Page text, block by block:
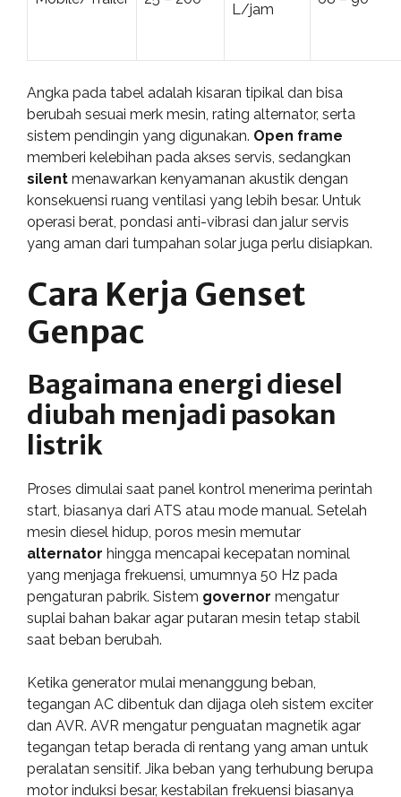
L/jam
Angka pada tabel adalah kisaran tipikal dan bisa
berubah sesuai merk mesin, rating alternator, serta
sistem pendingin yang digunakan. Open frame
memberi kelebihan pada akses servis, sedangkan
silent menawarkan kenyamanan akustik dengan
konsekuensi ruang ventilasi yang lebih besar. Untuk
operasi berat, pondasi anti-vibrasi dan jalur servis
yang aman dari tumpahan solar juga perlu disiapkan.
Cara Kerja Genset
Genpac
Bagaimana energi diesel
diubah menjadi pasokan
listrik
Proses dimulai saat panel kontrol menerima perintah
start, biasanya dari ATS atau mode manual. Setelah
mesin diesel hidup, poros mesin memutar
alternator hingga mencapai kecepatan nominal
yang menjaga frekuensi, umumnya 50 Hz pada
pengaturan pabrik. Sistem governor mengatur
suplai bahan bakar agar putaran mesin tetap stabil
saat beban berubah.
Ketika generator mulai menanggung beban,
tegangan AC dibentuk dan dijaga oleh sistem exciter
dan AVR. AVR mengatur penguatan magnetik agar
tegangan tetap berada di rentang yang aman untuk
peralatan sensitif. Jika beban yang terhubung berupa
motor induksi besar, kestabilan frekuensi biasanya